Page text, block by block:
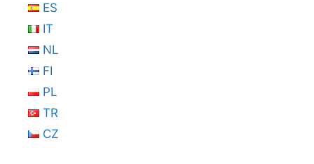
ES
IT
NL
FI
PL
TR
CZ